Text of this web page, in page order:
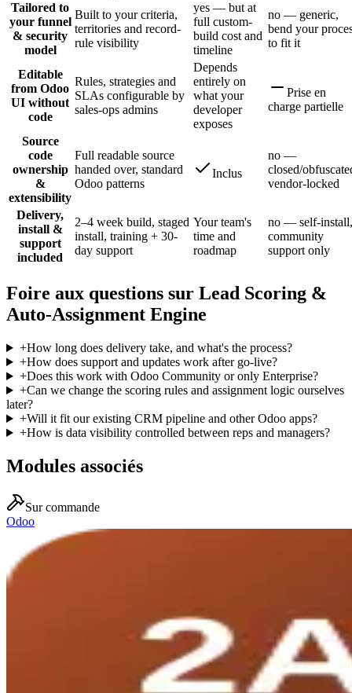
Tailored to
your funnel
& security
model
Built to your criteria,
territories and record-
rule visibility
yes — but at
full custom-
build cost and
timeline
no — generic,
bend your
to fit it
Editable
from Odoo
UI without
code
Rules, strategies and
SLAs configurable by
sales-ops admins
Depends
entirely on
what your
developer
exposes
Prise en
charge partielle
Source
code
ownership
&
extensibility
Full readable source
handed over, standard
Odoo patterns
Inclus
no —
closed/
vendor-locked
Delivery,
install &
support
included
2–4 week build, staged
install, training + 30-
day support
Your team's
time and
roadmap
no — self-install,
community
support only
Foire aux questions sur Lead Scoring &
Auto-Assignment Engine
+How long does delivery take, and what's the process?
+How does support and updates work after go-live?
+Does this work with Odoo Community or only Enterprise?
+Can we change the scoring rules and assignment logic ourselves
later?
+Will it fit our existing CRM pipeline and other Odoo apps?
+How is data visibility controlled between reps and managers?
Modules associés
Sur commande
Odoo